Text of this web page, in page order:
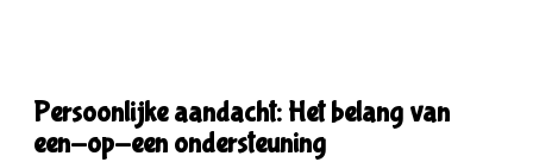
Persoonlijke aandacht: Het belang van
een-op-een ondersteuning